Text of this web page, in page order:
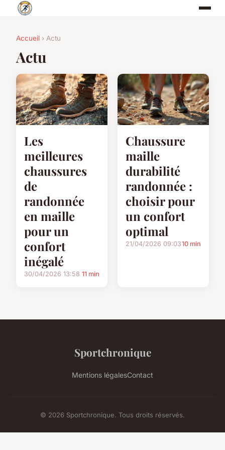
Accueil › Actu
Actu
Les
meilleures
chaussures
de
randonnée
en maille
pour un
confort
inégalé
30/04/2026 13:58 11 min
Chaussure
maille
durabilité
randonnée :
choisir pour
un confort
optimal
21/04/2026 09:0310 min
Sportchronique
Mentions légalesContact
© 2026 Sportchronique. Tous droits réservés.